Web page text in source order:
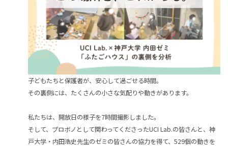
子どもたちと保護者が、安心して過ごせる時間。
その裏側には、たくさんの小さな気配りや動きがあります。
私たちは、開放日の様子を7時間撮影しました。
そして、プロボノとして関わってくださったUCI Lab.の皆さんと、神
戸大学・内田浩史先生のゼミの皆さんの協力を得て、529個の動きを